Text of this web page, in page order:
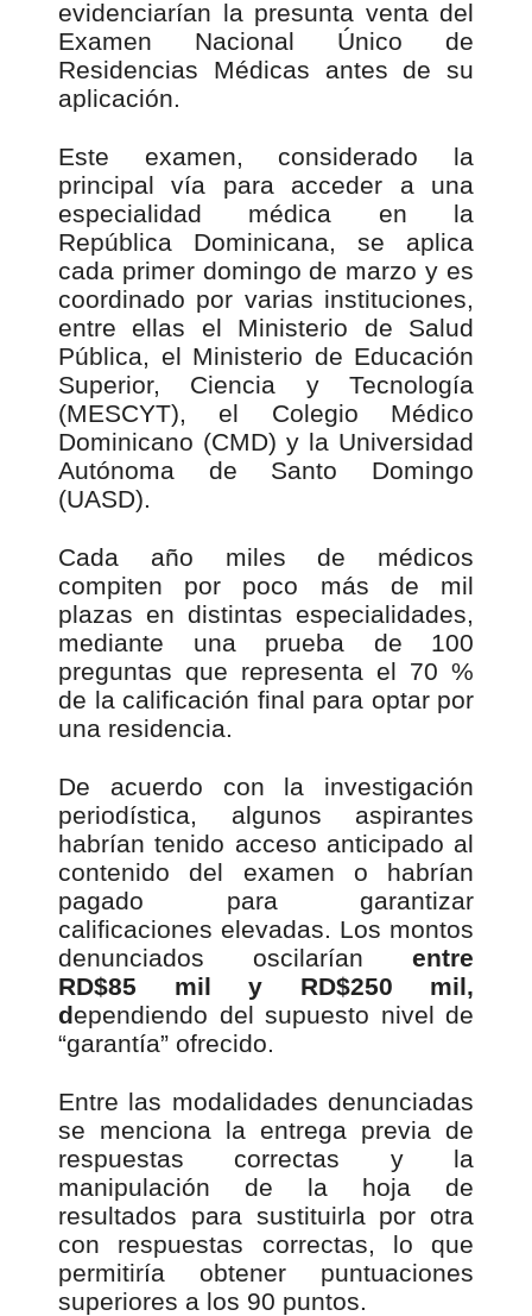
evidenciarían la presunta venta del
Examen Nacional Único de
Residencias Médicas antes de su
aplicación.
Este examen, considerado la
principal vía para acceder a una
especialidad médica en la
República Dominicana, se aplica
cada primer domingo de marzo y es
coordinado por varias instituciones,
entre ellas el Ministerio de Salud
Pública, el Ministerio de Educación
Superior, Ciencia y Tecnología
(MESCYT), el Colegio Médico
Dominicano (CMD) y la Universidad
Autónoma de Santo Domingo
(UASD).
Cada año miles de médicos
compiten por poco más de mil
plazas en distintas especialidades,
mediante una prueba de 100
preguntas que representa el 70 %
de la calificación final para optar por
una residencia.
De acuerdo con la investigación
periodística, algunos aspirantes
habrían tenido acceso anticipado al
contenido del examen o habrían
pagado para garantizar
calificaciones elevadas. Los montos
denunciados oscilarían entre
RD$85 mil y RD$250 mil,
dependiendo del supuesto nivel de
“garantía” ofrecido.
Entre las modalidades denunciadas
se menciona la entrega previa de
respuestas correctas y la
manipulación de la hoja de
resultados para sustituirla por otra
con respuestas correctas, lo que
permitiría obtener puntuaciones
superiores a los 90 puntos.